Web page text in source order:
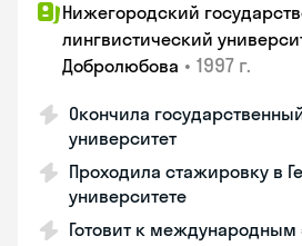
Нижегородский
лингвистический
Добролюбова • 1997 г.
Окончила
университет
Проходила стажировку в
университете
Готовит к